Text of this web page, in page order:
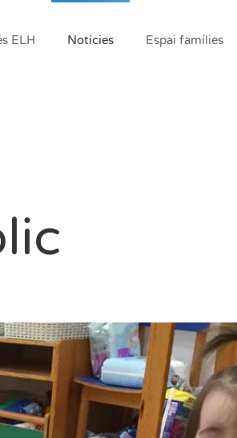
ELH Notícies Espai famílies